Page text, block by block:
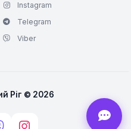
Instagram
Telegram
Viber
Ріг © 2026